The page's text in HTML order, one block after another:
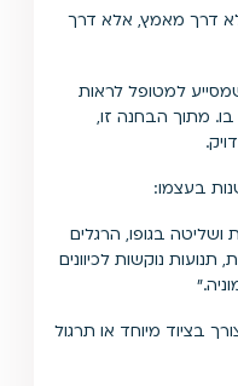
דרך מאמץ, אלא דרך
למטופל לראות
מתוך הבחנה זו,
בעצמו:
בגופו, הרגלים
נוקשות לכיוונים
בציוד מיוחד או תרגול